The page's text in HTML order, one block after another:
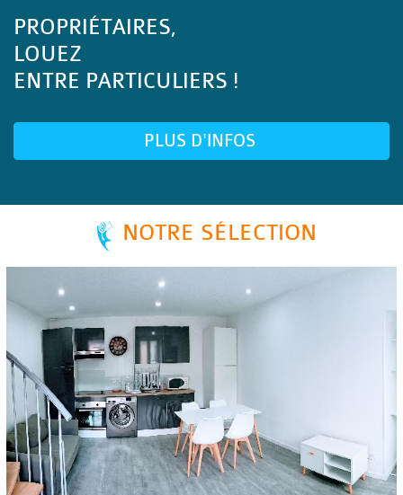
PROPRIÉTAIRES,
LOUEZ
ENTRE PARTICULIERS !
PLUS D'INFOS
NOTRE SÉLECTION